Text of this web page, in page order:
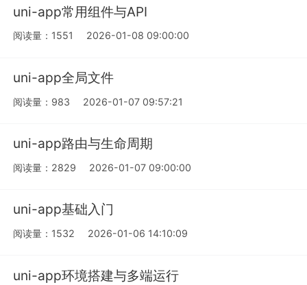
uni-app常用组件与API
阅读量：1551 2026-01-08 09:00:00
uni-app全局文件
阅读量：983 2026-01-07 09:57:21
uni-app路由与生命周期
阅读量：2829 2026-01-07 09:00:00
uni-app基础入门
阅读量：1532 2026-01-06 14:10:09
uni-app环境搭建与多端运行